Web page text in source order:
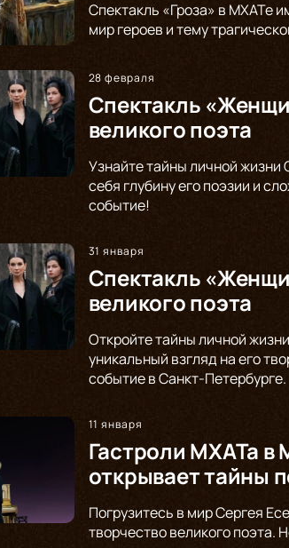
Спектакль «Гроза» в МХАТе
мир героев и тему
28 февраля
Спектакль
великого поэта
Узнайте тайны личной
себя глубину его поэзии и
событие!
31 января
Спектакль
великого поэта
Откройте тайны личной
уникальный взгляд на его
событие в Санкт-Петербурге.
11 января
Гастроли МХАТа в
открывает тайны
Погрузитесь в мир Сергея
творчество великого поэта.